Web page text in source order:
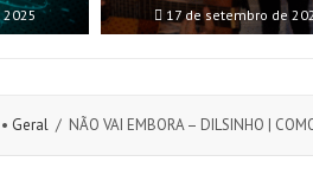
17 de setembro de
• Geral / NÃO VAI EMBORA – DILSINHO |